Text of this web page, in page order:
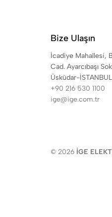
Bize Ulaşın
İcadiye Mahallesi,
Cad. Ayarcıbaşı
Üsküdar-İSTANBUL
+90 216 530 1100
ige@ige.com.tr
© 2026 İGE